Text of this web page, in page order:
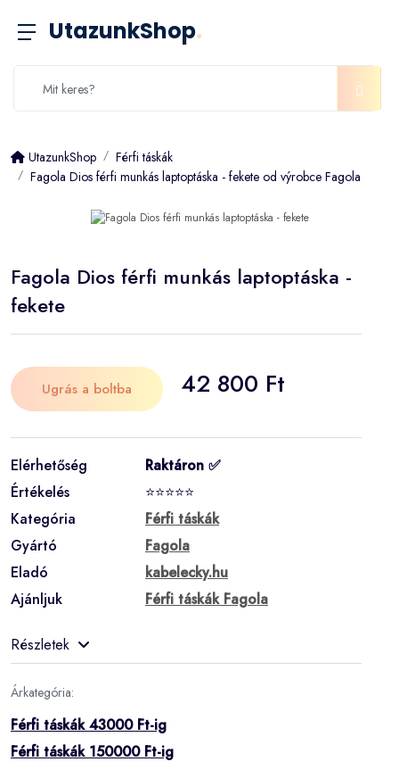
UtazunkShop.
UtazunkShop
Férfi táskák
Fagola Dios férfi munkás laptoptáska - fekete od výrobce Fagola
Fagola Dios férfi munkás laptoptáska -
fekete
Ugrás a boltba 42 800 Ft
Elérhetőség
Raktáron ✅
Értékelés
⭐⭐⭐⭐⭐
Kategória
Férfi táskák
Gyártó
Fagola
Eladó
kabelecky.hu
Ajánljuk
Férfi táskák Fagola
Részletek
Árkategória:
Férfi táskák 43000 Ft-ig
Férfi táskák 150000 Ft-ig